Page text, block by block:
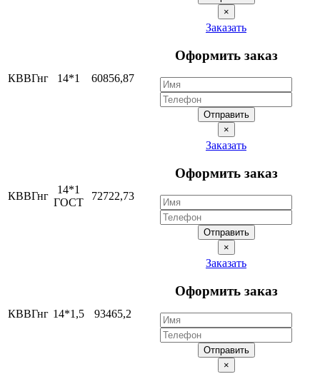
×
КВВГнг 14*1 60856,87
Заказать
Оформить заказ
Отправить
×
КВВГнг
14*1
ГОСТ
72722,73
Заказать
Оформить заказ
Отправить
×
КВВГнг 14*1,5 93465,2
Заказать
Оформить заказ
Отправить
×